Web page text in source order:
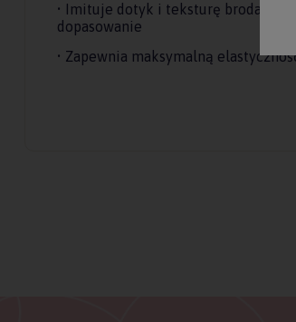
• Imituje dotyk i teksturę brodawki
dopasowanie
• Zapewnia maksymalną